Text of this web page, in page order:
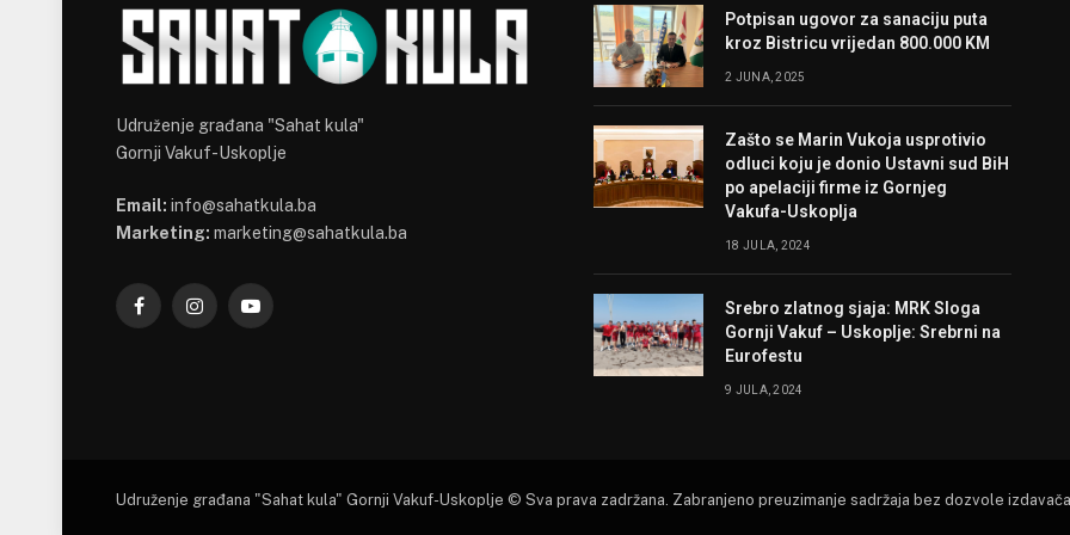
Udruženje građana "Sahat kula"
Gornji Vakuf-Uskoplje
Email: info@sahatkula.ba
Marketing: marketing@sahatkula.ba
FacebookInstagramYouTube
Potpisan ugovor za sanaciju puta
kroz Bistricu vrijedan 800.000 KM
2 JUNA, 2025
Zašto se Marin Vukoja usprotivio
odluci koju je donio Ustavni sud BiH
po apelaciji firme iz Gornjeg
Vakufa-Uskoplja
18 JULA, 2024
Srebro zlatnog sjaja: MRK Sloga
Gornji Vakuf – Uskoplje: Srebrni na
Eurofestu
9 JULA, 2024
Udruženje građana "Sahat kula" Gornji Vakuf-Uskoplje © Sva prava zadržana. Zabranjeno preuzimanje sadržaja bez dozvole